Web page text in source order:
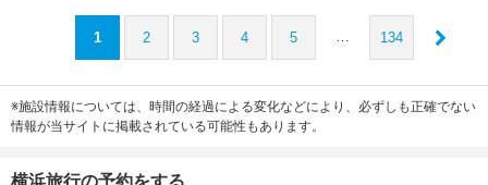
1 2 3 4 5 … 134
※施設情報については、時間の経過による変化などにより、必ずしも正確でない
情報が当サイトに掲載されている可能性もあります。